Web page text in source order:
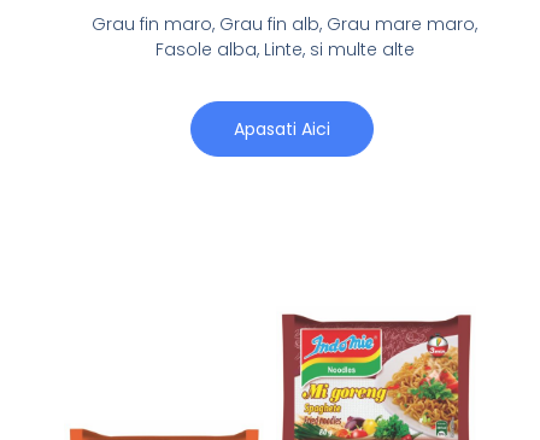
Grau fin maro, Grau fin alb, Grau mare maro,
Fasole alba, Linte, si multe alte
Apasati Aici